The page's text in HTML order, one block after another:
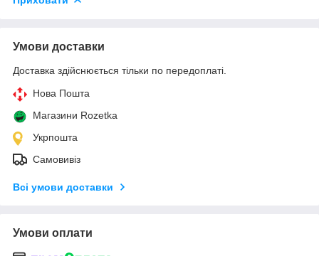
Умови доставки
Доставка здійснюється тільки по передоплаті.
Нова Пошта
Магазини Rozetka
Укрпошта
Самовивіз
Всі умови доставки
Умови оплати